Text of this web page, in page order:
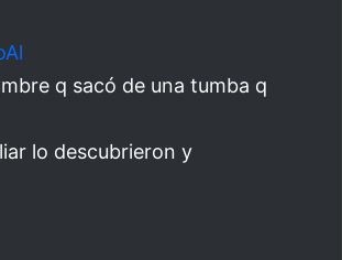
q sacó de una tumba q
lo descubrieron y